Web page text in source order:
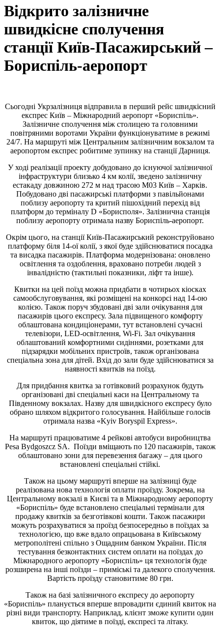
Відкрито залізничне
швидкісне сполучення
станції Київ-Пасажирський –
Бориспіль-аеропорт
Сьогодні Укрзалізниця відправила в перший рейс швидкісний
експрес Київ – Міжнародний аеропорт «Бориспіль».
Залізничне сполучення між столицею та головними
повітряними воротами України функціонуватиме в режимі
24/7. На маршруті між Центральним залізничним вокзалом та
аеропортом експрес робитиме зупинку на станції Дарниця.
У ході реалізації проекту добудовано до існуючої залізничної
інфраструктури близько 4 км колії, зведено залізничну
естакаду довжиною 272 м над трасою M03 Київ – Харків.
Побудовано дві пасажирські платформи з павільйонами
поблизу аеропорту та критий пішохідний перехід від
платформ до терміналу D «Борисполя». Залізнична станція
поблизу аеропорту отримала назву Бориспіль-аеропорт.
Окрім цього, на станції Київ-Пасажирський реконструйовано
платформу біля 14-ої колії, з якої буде здійснюватися посадка
та висадка пасажирів. Платформа модернізована: оновлено
освітлення та оздоблення, враховано потреби людей з
інвалідністю (тактильні показники, ліфт та інше).
Квитки на цей поїзд можна придбати в чотирьох кіосках
самообслуговування, які розміщені на конкорсі над 14-ою
колією. Також поруч збудовані дві зали очікування для
пасажирів цього експресу. Зала підвищеного комфорту
облаштована кондиціонерами, тут встановлені сучасні
телевізори, LED-освітлення, Wi-Fi. Зал очікування
облаштований комфортними сидіннями, розетками для
підзарядки мобільних пристроїв, також організована
спеціальна зона для дітей. Вхід до зали буде здійснюватися за
наявності квитків на поїзд.
Для придбання квитка за готівковий розрахунок будуть
організовані дві спеціальні каси на Центральному та
Південному вокзалах. Назву для швидкісного експресу було
обрано шляхом відкритого голосування. Найбільше голосів
отримала назва «Kyiv Boryspil Express».
На маршруті працюватиме 4 рейкові автобуси виробництва
Pesa Bydgoszcz SA. Поїзди вміщають по 120 пасажирів, також
облаштовано зони для перевезення багажу – для цього
встановлені спеціальні стійкі.
Також на цьому маршруті вперше на залізниці буде
реалізована нова технологія оплати проїзду. Зокрема, на
Центральному вокзалі в Києві та в Міжнародному аеропорту
«Бориспіль» буде встановлено спеціальні термінали для
продажу квитків за безготівкові кошти. Також пасажири
можуть розрахуватися за проїзд безпосередньо в поїздах за
технологією, що вже вдало опрацьована в Київському
метрополітені спільно з Ощадним банком України. Після
тестування безконтактних систем оплати на поїздах до
Міжнародного аеропорту «Бориспіль» ця технологія буде
розширена на інші поїзди – приміські та далекого сполучення.
Вартість проїзду становитиме 80 грн.
Також на базі залізничного експресу до аеропорту
«Бориспіль» планується вперше впровадити єдиний квиток на
різні види транспорту. Наприклад, клієнт зможе купити один
квиток, що діятиме в поїзді, експресі та літаку.